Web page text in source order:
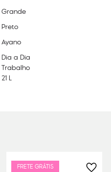
Grande
Preto
Ayano
Dia a Dia
Trabalho
21 L
FRETE GRÁTIS